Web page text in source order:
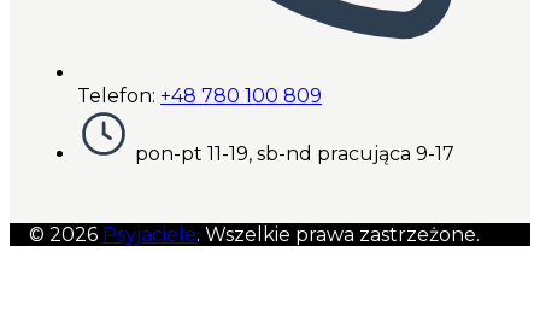
Telefon: +48 780 100 809
pon-pt 11-19, sb-nd pracująca 9-17
© 2026 Psyjaciele. Wszelkie prawa zastrzeżone.